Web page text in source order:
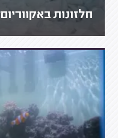
חלזונות באקווריום